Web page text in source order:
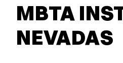
MBTA
NEVADAS